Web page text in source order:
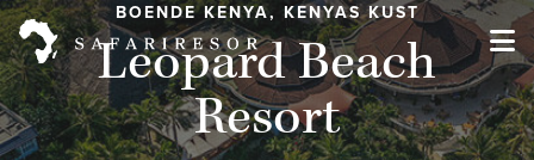
BOENDE KENYA, KENYAS KUST
Leopard Beach
Resort